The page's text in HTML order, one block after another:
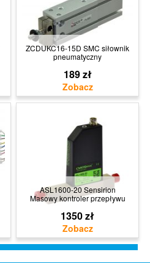
ZCDUKC16-15D SMC siłownik
pneumatyczny
189 zł
ASL1600-20 Sensirion
Masowy kontroler przepływu
1350 zł